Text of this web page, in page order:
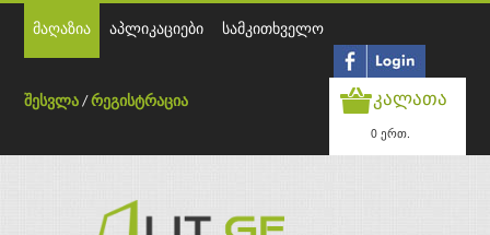
მაღაზია აპლიკაციები სამკითხველო
შესვლა /რეგისტრაცია კალათა
0 ერთ.